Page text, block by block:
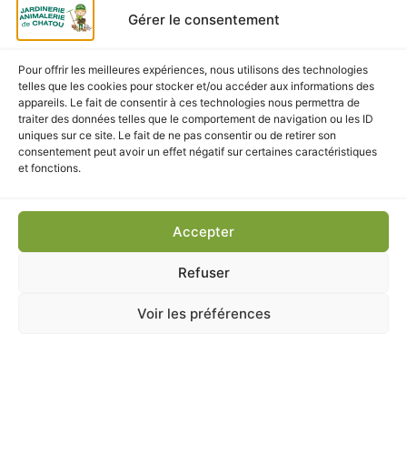
Gérer le consentement
Pour offrir les meilleures expériences, nous utilisons des technologies
telles que les cookies pour stocker et/ou accéder aux informations des
appareils. Le fait de consentir à ces technologies nous permettra de
traiter des données telles que le comportement de navigation ou les ID
uniques sur ce site. Le fait de ne pas consentir ou de retirer son
consentement peut avoir un effet négatif sur certaines caractéristiques
et fonctions.
Accepter
Refuser
Voir les préférences
Produits naturels et respectueux de l’environnement
leur qualité
Conseils personnalisés pour un intérieur harmonieux
Fidélisation récompensée et offres exclusives
Livraison à domicilerapide et sécurisée partout en
France métropolitaine
Animalerie de Chatou